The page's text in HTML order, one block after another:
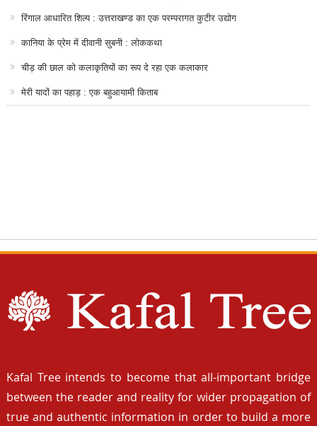
रिंगाल आधारित शिल्प : उत्तराखण्ड का एक परम्परागत कुटीर उद्योग
कानिया के प्रेम में दीवानी सुबनी : लोककथा
चीड़ की छाल को कलाकृतियों का रूप दे रहा एक कलाकार
मेरी यादों का पहाड़ : एक बहुआयामी किताब
Kafal Tree intends to become that all-important bridge
between the reader and reality for wider propagation of
true and authentic information in order to build a more